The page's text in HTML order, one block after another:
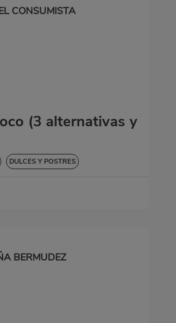
CONSUMISTA
(3 alternativas y
DULCES Y POSTRES
BERMUDEZ